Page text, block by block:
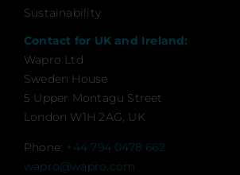
Contact for UK and Ireland:
Wapro Ltd
Sweden House
5 Upper Montagu Street
London W1H 2AG, UK
Phone: +44 794 0478 662
wapro@wapro.com
Sustainability